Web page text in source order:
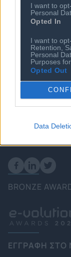
I want to
Personal
Opted In
I want to
Retention,
Personal
Purposes
Opted Out
Data
Επικοινωνία
Πολιτική
Επιχειρήσεις
Καιρός
BRONZE
ΕΓΓΡΑΦΗ ΣΤΟ